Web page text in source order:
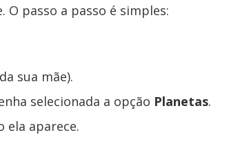
O passo a passo é simples:
sua mãe).
selecionada a opção Planetas.
ela aparece.